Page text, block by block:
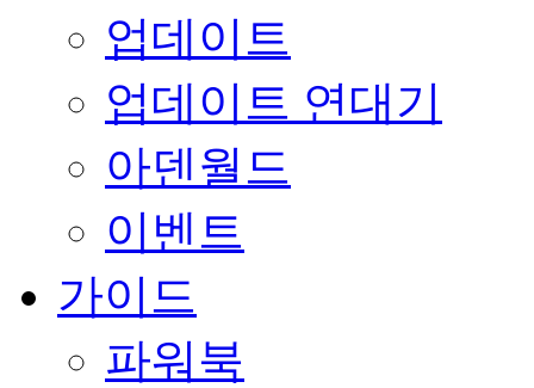
업데이트
업데이트 연대기
아덴월드
이벤트
가이드
파워북